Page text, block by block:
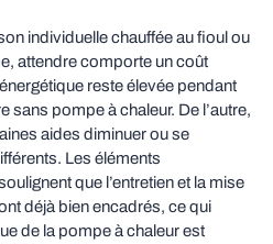
individuelle chauffée au fioul ou
attendre comporte un coût
reste élevée pendant
sans pompe à chaleur. De l’autre,
aides diminuer ou se
Les éléments
que l’entretien et la mise
déjà bien encadrés, ce qui
de la pompe à chaleur est